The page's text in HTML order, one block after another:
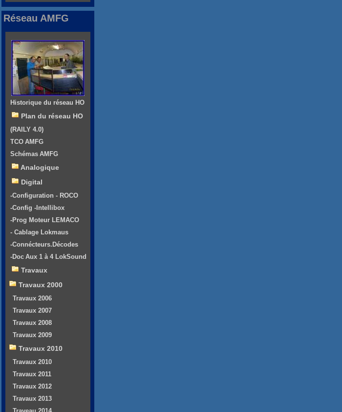
Réseau AMFG
Historique du réseau HO
Plan du réseau HO
(RAILY 4.0)
TCO AMFG
Schémas AMFG
Analogique
Digital
-Configuration - ROCO
-Config -Intellibox
-Prog Moteur LEMACO
- Cablage Lokmaus
-Connécteurs.Décodes
-Doc Aux 1 à 4 LokSound
Travaux
Travaux 2000
Travaux 2006
Travaux 2007
Travaux 2008
Travaux 2009
Travaux 2010
Travaux 2010
Travaux 2011
Travaux 2012
Travaux 2013